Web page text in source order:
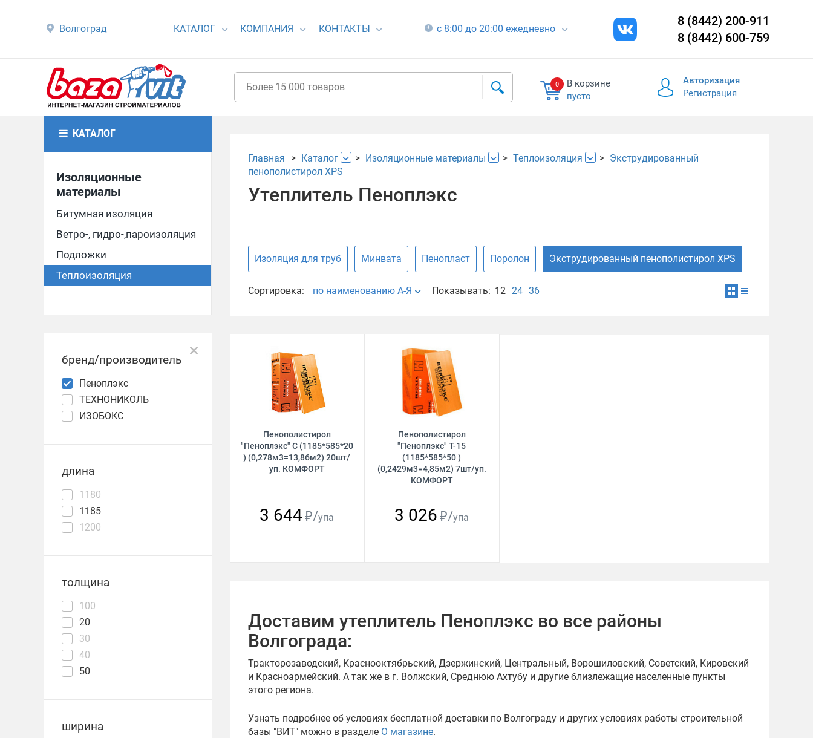
Волгоград КАТАЛОГ КОМПАНИЯ КОНТАКТЫ с 8:00 до 20:00 ежедневно
8 (8442) 200-911
8 (8442) 600-759
0
В корзине
пусто
Авторизация
Регистрация
КАТАЛОГ
Изоляционные
материалы
Битумная изоляция
Ветро-, гидро-,пароизоляция
Подложки
Теплоизоляция
бренд/производитель
Пеноплэкс
ТЕХНОНИКОЛЬ
ИЗОБОКС
длина
1180
1185
1200
толщина
100
20
30
40
50
ширина
Главная Каталог Изоляционные материалы Теплоизоляция
Экструдированный
пенополистирол XPS
Утеплитель Пеноплэкс
Изоляция для труб Минвата Пенопласт Поролон Экструдированный пенополистирол XPS
Сортировка: по наименованию А-Я Показывать: 12 24 36
Пенополистирол
"Пеноплэкс" C (1185*585*20
) (0,278м3=13,86м2) 20шт/
уп. КОМФОРТ
3 644₽/упа
Пенополистирол
"Пеноплэкс" Т-15
(1185*585*50 )
(0,2429м3=4,85м2) 7шт/уп.
КОМФОРТ
3 026 ₽/упа
Доставим утеплитель Пеноплэкс во все районы
Волгограда:
Тракторозаводский, Краснооктябрьский, Дзержинский, Центральный, Ворошиловский, Советский, Кировский
и Красноармейский. А так же в г. Волжский, Среднюю Ахтубу и другие близлежащие населенные пункты
этого региона.
Узнать подробнее об условиях бесплатной доставки по Волгограду и других условиях работы строительной
базы "ВИТ" можно в разделе О магазине.